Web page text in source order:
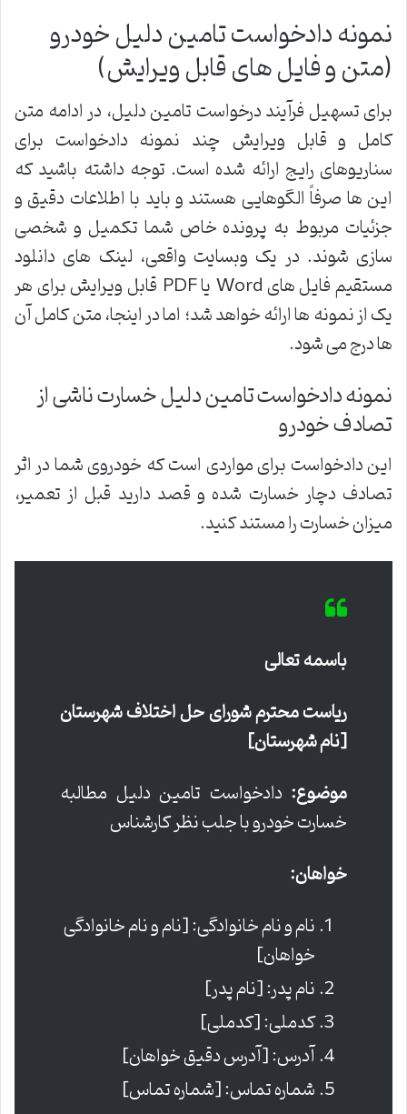
نمونه دادخواست تامین دلیل خودرو
(متن و فایل های قابل ویرایش)
برای تسهیل فرآیند درخواست تامین دلیل، در ادامه متن
کامل و قابل ویرایش چند نمونه دادخواست برای
سناریوهای رایج ارائه شده است. توجه داشته باشید که
این ها صرفاً الگوهایی هستند و باید با اطلاعات دقیق و
جزئیات مربوط به پرونده خاص شما تکمیل و شخصی
سازی شوند. در یک وبسایت واقعی، لینک های دانلود
مستقیم فایل های Word یا PDF قابل ویرایش برای هر
یک از نمونه ها ارائه خواهد شد؛ اما در اینجا، متن کامل آن
ها درج می شود.
نمونه دادخواست تامین دلیل خسارت ناشی از
تصادف خودرو
این دادخواست برای مواردی است که خودروی شما در اثر
تصادف دچار خسارت شده و قصد دارید قبل از تعمیر،
میزان خسارت را مستند کنید.
باسمه تعالی
ریاست محترم شورای حل اختلاف شهرستان
[نام شهرستان]
موضوع: دادخواست تامین دلیل مطالبه
خسارت خودرو با جلب نظر کارشناس
خواهان:
نام و نام خانوادگی: [نام و نام خانوادگی
خواهان]
نام پدر: [نام پدر]
کدملی: [کدملی]
آدرس: [آدرس دقیق خواهان]
شماره تماس: [شماره تماس]